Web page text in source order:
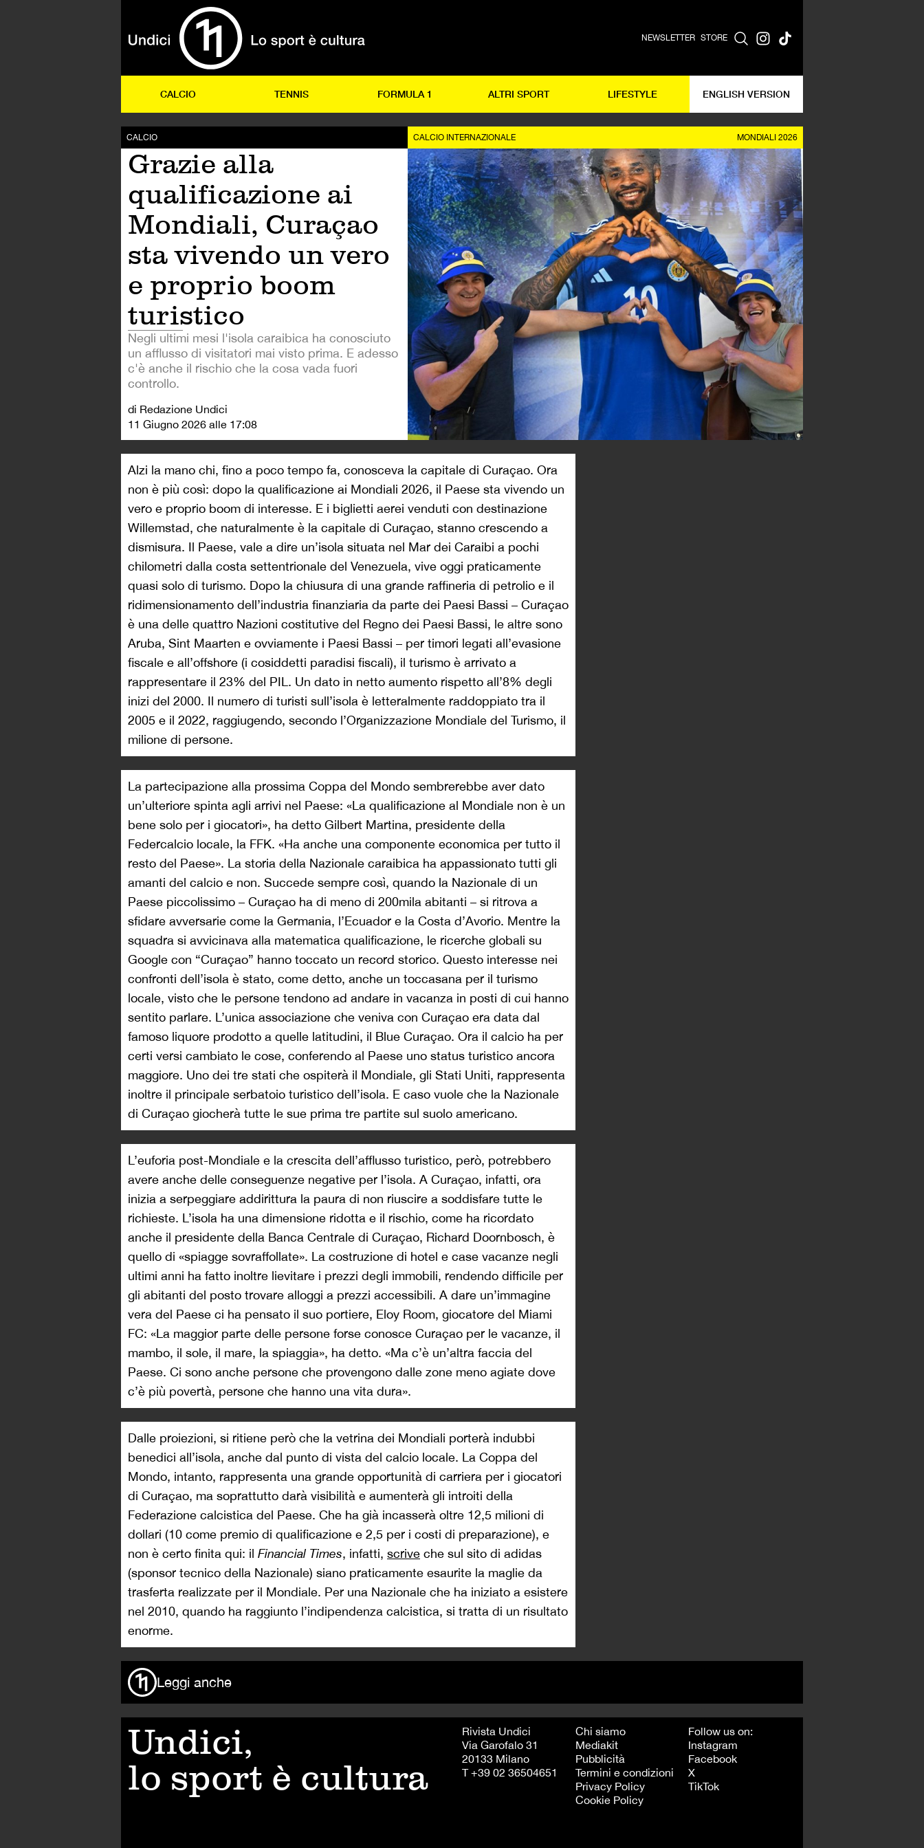
NEWSLETTER STORE
CALCIO TENNIS FORMULA 1 ALTRI SPORT LIFESTYLE ENGLISH VERSION
CALCIO
Grazie alla
qualificazione ai
Mondiali, Curaçao
sta vivendo un vero
e proprio boom
turistico
Negli ultimi mesi l'isola caraibica ha conosciuto
un afflusso di visitatori mai visto prima. E adesso
c'è anche il rischio che la cosa vada fuori
controllo.
di Redazione Undici
11 Giugno 2026 alle 17:08
CALCIO INTERNAZIONALE MONDIALI 2026
Alzi la mano chi, fino a poco tempo fa, conosceva la capitale di Curaçao. Ora
non è più così: dopo la qualificazione ai Mondiali 2026, il Paese sta vivendo un
vero e proprio boom di interesse. E i biglietti aerei venduti con destinazione
Willemstad, che naturalmente è la capitale di Curaçao, stanno crescendo a
dismisura. Il Paese, vale a dire un’isola situata nel Mar dei Caraibi a pochi
chilometri dalla costa settentrionale del Venezuela, vive oggi praticamente
quasi solo di turismo. Dopo la chiusura di una grande raffineria di petrolio e il
ridimensionamento dell’industria finanziaria da parte dei Paesi Bassi – Curaçao
è una delle quattro Nazioni costitutive del Regno dei Paesi Bassi, le altre sono
Aruba, Sint Maarten e ovviamente i Paesi Bassi – per timori legati all’evasione
fiscale e all’offshore (i cosiddetti paradisi fiscali), il turismo è arrivato a
rappresentare il 23% del PIL. Un dato in netto aumento rispetto all’8% degli
inizi del 2000. Il numero di turisti sull’isola è letteralmente raddoppiato tra il
2005 e il 2022, raggiugendo, secondo l’Organizzazione Mondiale del Turismo, il
milione di persone.
La partecipazione alla prossima Coppa del Mondo sembrerebbe aver dato
un’ulteriore spinta agli arrivi nel Paese: «La qualificazione al Mondiale non è un
bene solo per i giocatori», ha detto Gilbert Martina, presidente della
Federcalcio locale, la FFK. «Ha anche una componente economica per tutto il
resto del Paese». La storia della Nazionale caraibica ha appassionato tutti gli
amanti del calcio e non. Succede sempre così, quando la Nazionale di un
Paese piccolissimo – Curaçao ha di meno di 200mila abitanti – si ritrova a
sfidare avversarie come la Germania, l’Ecuador e la Costa d’Avorio. Mentre la
squadra si avvicinava alla matematica qualificazione, le ricerche globali su
Google con “Curaçao” hanno toccato un record storico. Questo interesse nei
confronti dell’isola è stato, come detto, anche un toccasana per il turismo
locale, visto che le persone tendono ad andare in vacanza in posti di cui hanno
sentito parlare. L’unica associazione che veniva con Curaçao era data dal
famoso liquore prodotto a quelle latitudini, il Blue Curaçao. Ora il calcio ha per
certi versi cambiato le cose, conferendo al Paese uno status turistico ancora
maggiore. Uno dei tre stati che ospiterà il Mondiale, gli Stati Uniti, rappresenta
inoltre il principale serbatoio turistico dell’isola. E caso vuole che la Nazionale
di Curaçao giocherà tutte le sue prima tre partite sul suolo americano.
L’euforia post-Mondiale e la crescita dell’afflusso turistico, però, potrebbero
avere anche delle conseguenze negative per l’isola. A Curaçao, infatti, ora
inizia a serpeggiare addirittura la paura di non riuscire a soddisfare tutte le
richieste. L’isola ha una dimensione ridotta e il rischio, come ha ricordato
anche il presidente della Banca Centrale di Curaçao, Richard Doornbosch, è
quello di «spiagge sovraffollate». La costruzione di hotel e case vacanze negli
ultimi anni ha fatto inoltre lievitare i prezzi degli immobili, rendendo difficile per
gli abitanti del posto trovare alloggi a prezzi accessibili. A dare un’immagine
vera del Paese ci ha pensato il suo portiere, Eloy Room, giocatore del Miami
FC: «La maggior parte delle persone forse conosce Curaçao per le vacanze, il
mambo, il sole, il mare, la spiaggia», ha detto. «Ma c’è un’altra faccia del
Paese. Ci sono anche persone che provengono dalle zone meno agiate dove
c’è più povertà, persone che hanno una vita dura».
Dalle proiezioni, si ritiene però che la vetrina dei Mondiali porterà indubbi
benedici all’isola, anche dal punto di vista del calcio locale. La Coppa del
Mondo, intanto, rappresenta una grande opportunità di carriera per i giocatori
di Curaçao, ma soprattutto darà visibilità e aumenterà gli introiti della
Federazione calcistica del Paese. Che ha già incasserà oltre 12,5 milioni di
dollari (10 come premio di qualificazione e 2,5 per i costi di preparazione), e
non è certo finita qui: il Financial Times, infatti, scrive che sul sito di adidas
(sponsor tecnico della Nazionale) siano praticamente esaurite la maglie da
trasferta realizzate per il Mondiale. Per una Nazionale che ha iniziato a esistere
nel 2010, quando ha raggiunto l’indipendenza calcistica, si tratta di un risultato
enorme.
Leggi anche
Undici,
lo sport è cultura
Rivista Undici
Via Garofalo 31
20133 Milano
T +39 02 36504651
Chi siamo
Mediakit
Pubblicità
Termini e condizioni
Privacy Policy
Cookie Policy
Follow us on:
Instagram
Facebook
X
TikTok